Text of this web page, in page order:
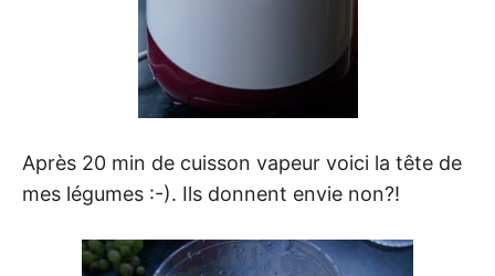
Après 20 min de cuisson vapeur voici la tête de
mes légumes :-). Ils donnent envie non?!